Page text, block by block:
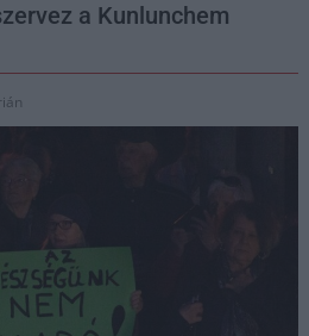
a Kunlunchem